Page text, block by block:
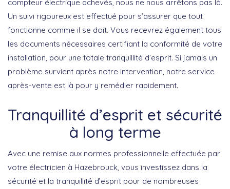
compteur électrique achevés, nous ne nous arrêtons pas là.
Un suivi rigoureux est effectué pour s’assurer que tout
fonctionne comme il se doit. Vous recevrez également tous
les documents nécessaires certifiant la conformité de votre
installation, pour une totale tranquillité d’esprit. Si jamais un
problème survient après notre intervention, notre service
après-vente est là pour y remédier rapidement.
Tranquillité d’esprit et sécurité
à long terme
Avec une remise aux normes professionnelle effectuée par
votre électricien à Hazebrouck, vous investissez dans la
sécurité et la tranquillité d’esprit pour de nombreuses